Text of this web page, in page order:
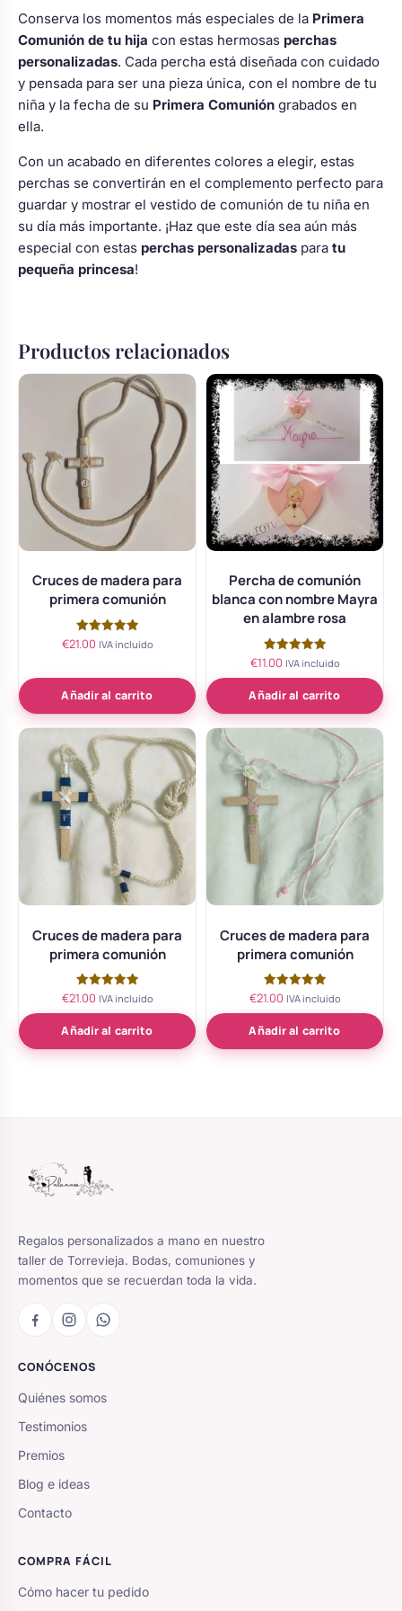
bebé boda
floral coche
Conserva los momentos más especiales de la Primera
Comunión de tu hija con estas hermosas perchas
personalizadas. Cada percha está diseñada con cuidado
y pensada para ser una pieza única, con el nombre de tu
niña y la fecha de su Primera Comunión grabados en
ella.
Con un acabado en diferentes colores a elegir, estas
perchas se convertirán en el complemento perfecto para
guardar y mostrar el vestido de comunión de tu niña en
su día más importante. ¡Haz que este día sea aún más
especial con estas perchas personalizadas para tu
pequeña princesa!
Productos relacionados
Cruces de madera para
primera comunión
Valorado
€21.00 IVA incluido
Añadir al carrito
Percha de comunión
blanca con nombre Mayra
en alambre rosa
Valorado
de 5
€11.00 IVA incluido
Añadir al carrito
Cruces de madera para
primera comunión
Valorado
de 5
€21.00 IVA incluido
Añadir al carrito
Cruces de madera para
primera comunión
Valorado
de 5
€21.00 IVA incluido
Añadir al carrito
Regalos personalizados a mano en nuestro
taller de Torrevieja. Bodas, comuniones y
momentos que se recuerdan toda la vida.
CONÓCENOS
Quiénes somos
Testimonios
Premios
Blog e ideas
Contacto
COMPRA FÁCIL
Cómo hacer tu pedido